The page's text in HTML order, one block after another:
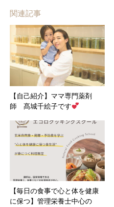
関連記事
【自己紹介】ママ専門薬剤
師 髙城千絵子です
【毎日の食事で心と体を健康
に保つ】管理栄養士中心の